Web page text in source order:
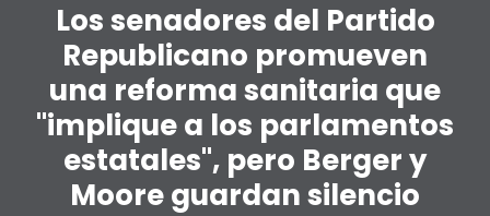
Los senadores del Partido
Republicano promueven
una reforma sanitaria que
"implique a los parlamentos
estatales", pero Berger y
Moore guardan silencio